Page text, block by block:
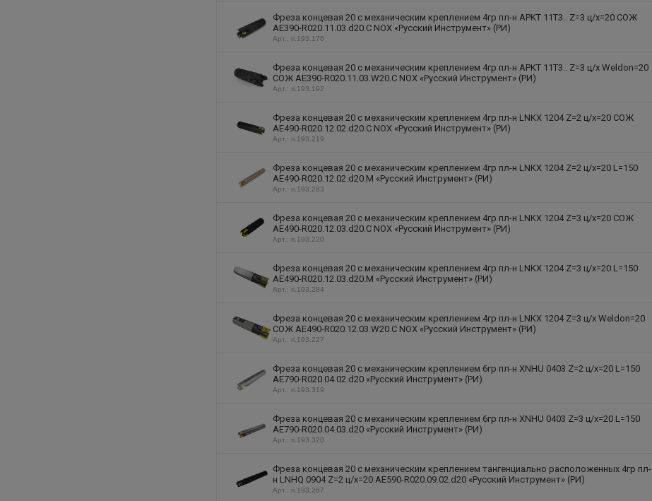
Фреза концевая 20 с механическим креплением 4гр пл-н APKT 11T3.. Z=3 ц/х=20 СОЖ
AE390-R020.11.03.d20.C NOX «Русский Инструмент» (РИ)
Арт.: ri.193.176
Фреза концевая 20 с механическим креплением 4гр пл-н APKT 11T3.. Z=3 ц/х Weldon=20
СОЖ AE390-R020.11.03.W20.C NOX «Русский Инструмент» (РИ)
Арт.: ri.193.192
Фреза концевая 20 с механическим креплением 4гр пл-н LNKX 1204 Z=2 ц/х=20 СОЖ
AE490-R020.12.02.d20.C NOX «Русский Инструмент» (РИ)
Арт.: ri.193.219
Фреза концевая 20 с механическим креплением 4гр пл-н LNKX 1204 Z=2 ц/х=20 L=150
AE490-R020.12.02.d20.M «Русский Инструмент» (РИ)
Арт.: ri.193.283
Фреза концевая 20 с механическим креплением 4гр пл-н LNKX 1204 Z=3 ц/х=20 СОЖ
AE490-R020.12.03.d20.C NOX «Русский Инструмент» (РИ)
Арт.: ri.193.220
Фреза концевая 20 с механическим креплением 4гр пл-н LNKX 1204 Z=3 ц/х=20 L=150
AE490-R020.12.03.d20.M «Русский Инструмент» (РИ)
Арт.: ri.193.284
Фреза концевая 20 с механическим креплением 4гр пл-н LNKX 1204 Z=3 ц/х Weldon=20
СОЖ AE490-R020.12.03.W20.C NOX «Русский Инструмент» (РИ)
Арт.: ri.193.227
Фреза концевая 20 с механическим креплением 6гр пл-н XNHU 0403 Z=2 ц/х=20 L=150
AE790-R020.04.02.d20 «Русский Инструмент» (РИ)
Арт.: ri.193.319
Фреза концевая 20 с механическим креплением 6гр пл-н XNHU 0403 Z=3 ц/х=20 L=150
AE790-R020.04.03.d20 «Русский Инструмент» (РИ)
Арт.: ri.193.320
Фреза концевая 20 с механическим креплением тангенциально расположенных 4гр пл-
н LNHQ 0904 Z=2 ц/х=20 AE590-R020.09.02.d20 «Русский Инструмент» (РИ)
Арт.: ri.193.267